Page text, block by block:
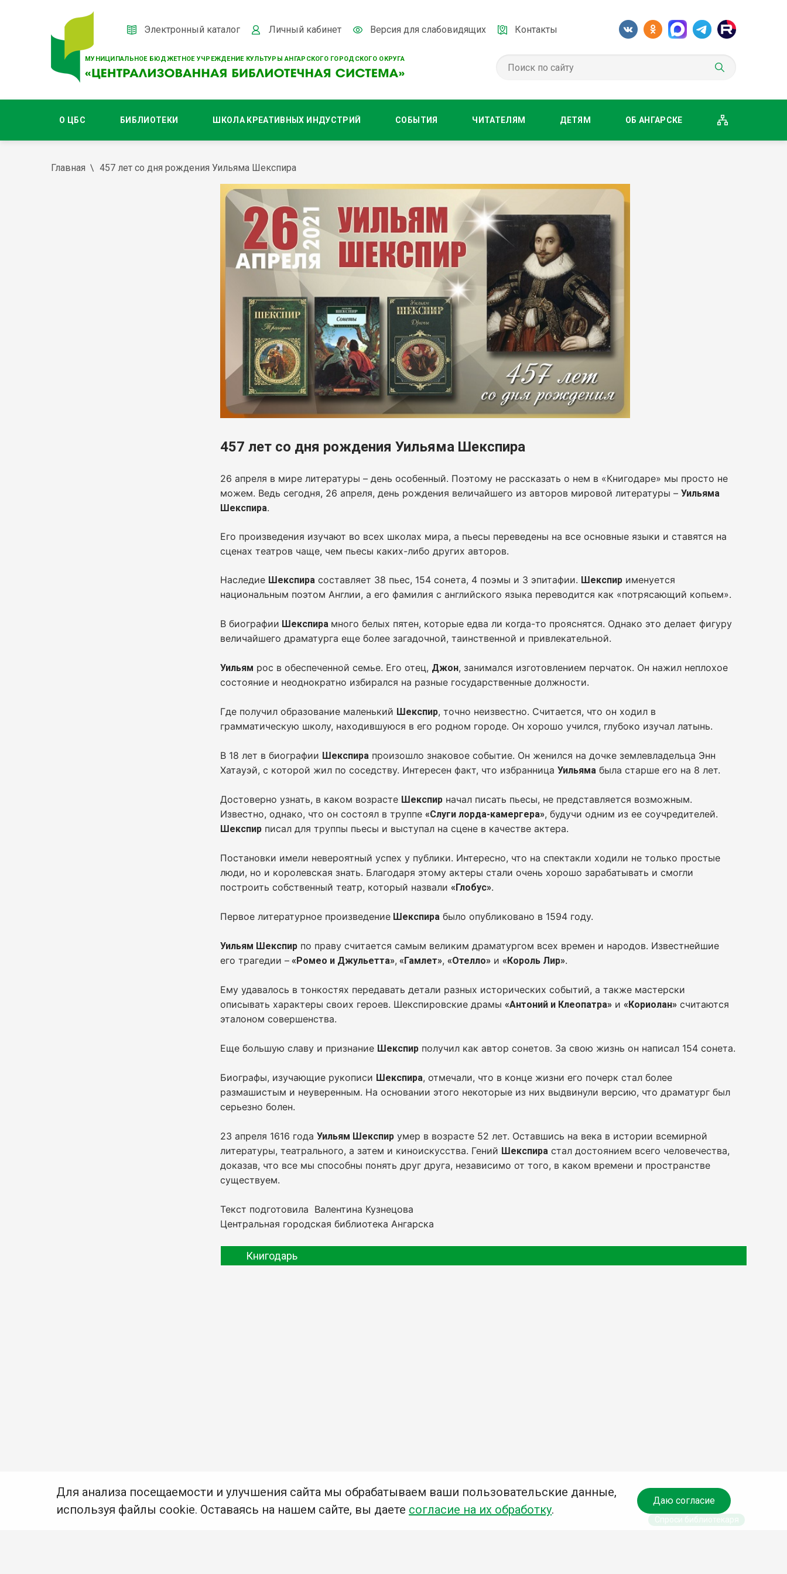
МУНИЦИПАЛЬНОЕ БЮДЖЕТНОЕ УЧРЕЖДЕНИЕ КУЛЬТУРЫ АНГАРСКОГО ГОРОДСКОГО ОКРУГА
Электронный каталог Личный кабинет Версия для слабовидящих Контакты
О ЦБС БИБЛИОТЕКИ ШКОЛА КРЕАТИВНЫХ ИНДУСТРИЙ СОБЫТИЯ ЧИТАТЕЛЯМ ДЕТЯМ ОБ АНГАРСКЕ
Главная 457 лет со дня рождения Уильяма Шекспира
457 лет со дня рождения Уильяма Шекспира
26 апреля в мире литературы – день особенный. Поэтому не рассказать о нем в «Книгодаре» мы просто не
можем. Ведь сегодня, 26 апреля, день рождения величайшего из авторов мировой литературы –Уильяма
Шекспира.
Его произведения изучают во всех школах мира, а пьесы переведены на все основные языки и ставятся на
сценах театров чаще, чем пьесы каких-либо других авторов.
Наследие Шекспира составляет 38 пьес, 154 сонета, 4 поэмы и 3 эпитафии. Шекспир именуется
национальным поэтом Англии, а его фамилия с английского языка переводится как «потрясающий копьем».
В биографии Шекспира много белых пятен, которые едва ли когда-то прояснятся. Однако это делает фигуру
величайшего драматурга еще более загадочной, таинственной и привлекательной.
Уильям рос в обеспеченной семье. Его отец, Джон, занимался изготовлением перчаток. Он нажил неплохое
состояние и неоднократно избирался на разные государственные должности.
Где получил образование маленький Шекспир, точно неизвестно. Считается, что он ходил в
грамматическую школу, находившуюся в его родном городе. Он хорошо учился, глубоко изучал латынь.
В 18 лет в биографии Шекспира произошло знаковое событие. Он женился на дочке землевладельца Энн
Хатауэй, с которой жил по соседству. Интересен факт, что избранницаУильяма была старше его на 8 лет.
Достоверно узнать, в каком возрасте Шекспир начал писать пьесы, не представляется возможным.
Известно, однако, что он состоял в труппе«Слуги лорда-камергера», будучи одним из ее соучредителей.
Шекспир писал для труппы пьесы и выступал на сцене в качестве актера.
Постановки имели невероятный успех у публики. Интересно, что на спектакли ходили не только простые
люди, но и королевская знать. Благодаря этому актеры стали очень хорошо зарабатывать и смогли
построить собственный театр, который назвали«Глобус».
Первое литературное произведение Шекспира было опубликовано в 1594 году.
Уильям Шекспир по праву считается самым великим драматургом всех времен и народов. Известнейшие
его трагедии – «Ромео и Джульетта», «Гамлет»,«Отелло» и«Король Лир».
Ему удавалось в тонкостях передавать детали разных исторических событий, а также мастерски
описывать характеры своих героев. Шекспировские драмы«Антоний и Клеопатра» и«Кориолан» считаются
эталоном совершенства.
Еще большую славу и признание Шекспир получил как автор сонетов. За свою жизнь он написал 154 сонета.
Биографы, изучающие рукописи Шекспира, отмечали, что в конце жизни его почерк стал более
размашистым и неуверенным. На основании этого некоторые из них выдвинули версию, что драматург был
серьезно болен.
23 апреля 1616 годаУильям Шекспир умер в возрасте 52 лет. Оставшись на века в истории всемирной
литературы, театрального, а затем и киноискусства. Гений Шекспира стал достоянием всего человечества,
доказав, что все мы способны понять друг друга, независимо от того, в каком времени и пространстве
существуем.
Текст подготовила Валентина Кузнецова
Центральная городская библиотека Ангарска
Книгодарь
Для анализа посещаемости и улучшения сайта мы обрабатываем ваши пользовательские данные,
используя файлы cookie. Оставаясь на нашем сайте, вы даете согласие на их обработку.
Даю согласие
Спроси библиотекаря